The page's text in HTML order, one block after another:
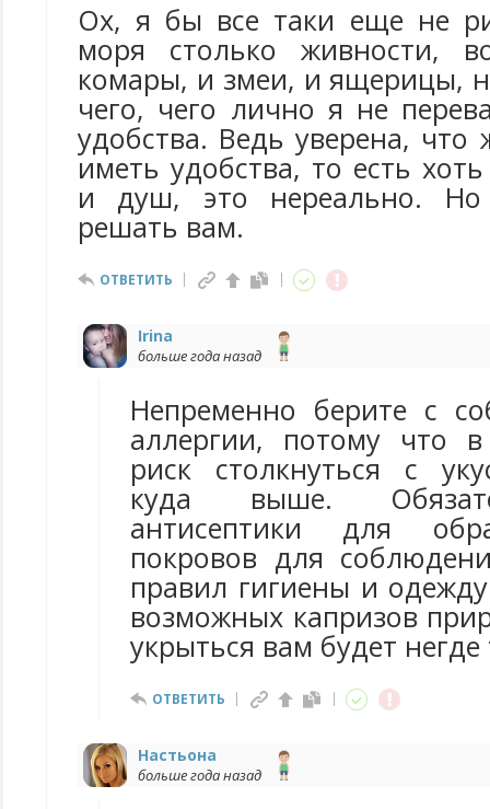
Ох, я бы все таки еще не
моря столько живности,
комары, и змеи, и ящерицы,
чего, чего лично я не
удобства. Ведь уверена, что
иметь удобства, то есть
и душ, это нереально.
решать вам.
ОТВЕТИТЬ
Irina
больше года назад
Непременно берите с
аллергии, потому что в
риск столкнуться с
куда выше.
антисептики для
покровов для
правил гигиены и
возможных капризов
укрыться вам будет
ОТВЕТИТЬ
Настьона
больше года назад